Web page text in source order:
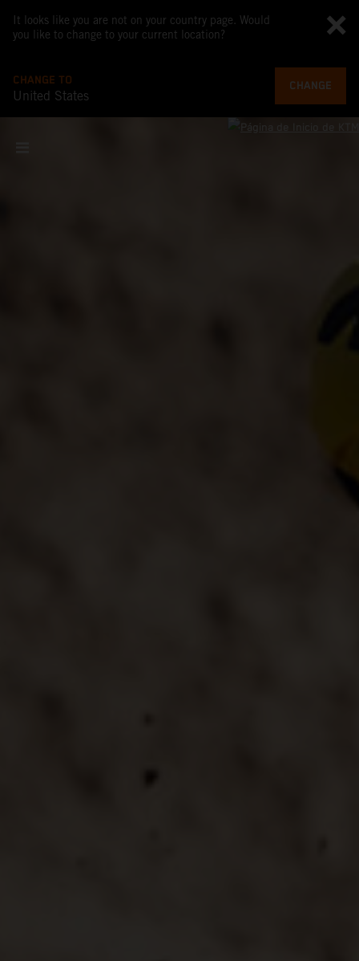
It looks like you are not on your country page. Would
you like to change to your current location?
CHANGE TO
United States
CHANGE